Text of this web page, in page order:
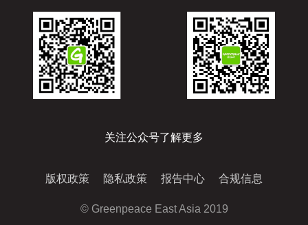
关注公众号了解更多
版权政策 隐私政策 报告中心 合规信息
© Greenpeace East Asia 2019